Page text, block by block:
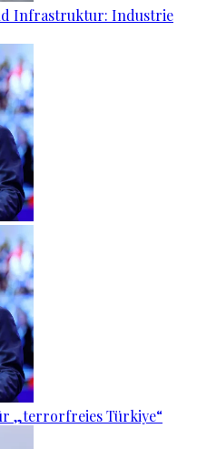
Infrastruktur: Industrie
„terrorfreies Türkiye“